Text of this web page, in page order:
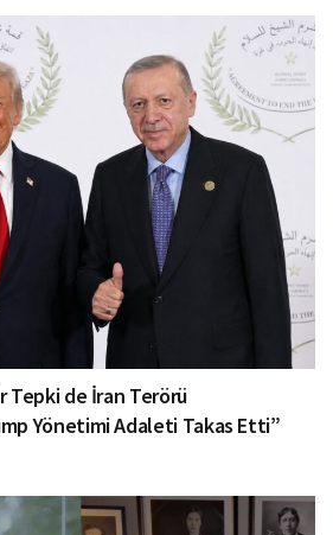
Tepki de İran Terörü
Yönetimi Adaleti Takas Etti”